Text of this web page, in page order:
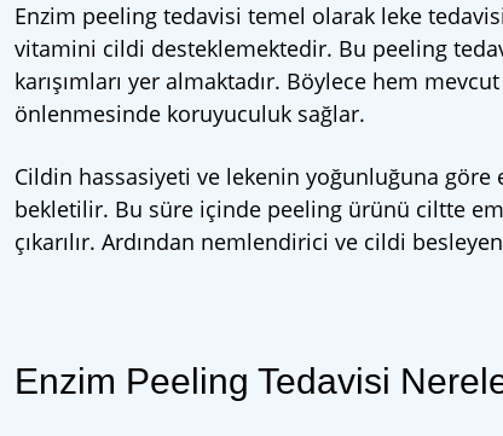
Enzim peeling tedavisi temel olarak leke
vitamini cildi desteklemektedir. Bu peeling
karışımları yer almaktadır. Böylece hem
önlenmesinde koruyuculuk sağlar.
Cildin hassasiyeti ve lekenin yoğunluğuna
bekletilir. Bu süre içinde peeling ürünü ciltte
çıkarılır. Ardından nemlendirici ve cildi
Enzim Peeling Tedavisi